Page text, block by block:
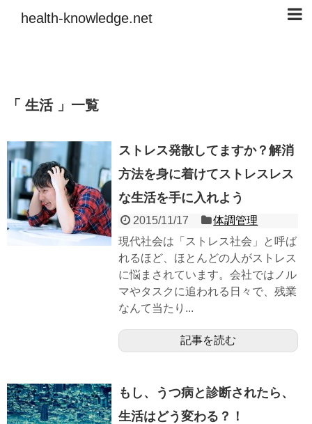
health-knowledge.net
生活 一覧
ストレス発散してますか？解消
方法を身に着けてストレスレス
な生活を手に入れよう
2015/11/17
体調管理
現代社会は「ストレス社会」と呼ば
れるほど、ほとんどの人がストレス
に悩まされています。会社ではノル
マやタスクに追われる日々で、残業
なんて当たり...
記事を読む
もし、うつ病と診断されたら、
生活はどう変わる？！